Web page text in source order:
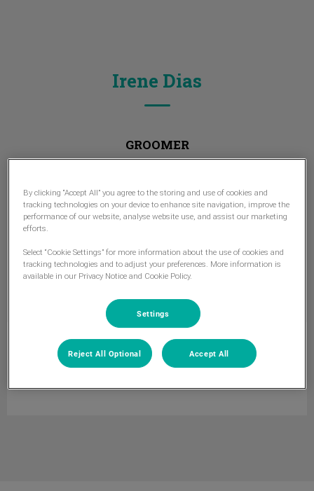
Irene Dias
GROOMER
Irene DiasGroomer
Groomer nas lojas VETMEDIS
By clicking “Accept All” you agree to the storing and use of cookies and
tracking technologies on your device to enhance site navigation, improve the
performance of our website, analyse website use, and assist our marketing
efforts.
Select “Cookie Settings” for more information about the use of cookies and
tracking technologies and to adjust your preferences. More information is
available in our Privacy Notice and Cookie Policy.
Settings
Reject All Optional Accept All